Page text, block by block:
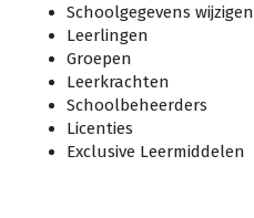
Schoolgegevens wijzigen
Leerlingen
Groepen
Leerkrachten
Schoolbeheerders
Licenties
Exclusive Leermiddelen